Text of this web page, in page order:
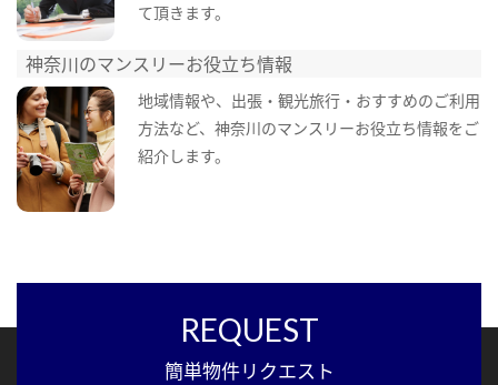
て頂きます。
神奈川のマンスリーお役立ち情報
地域情報や、出張・観光旅行・おすすめのご利用
方法など、神奈川のマンスリーお役立ち情報をご
紹介します。
REQUEST
簡単物件リクエスト